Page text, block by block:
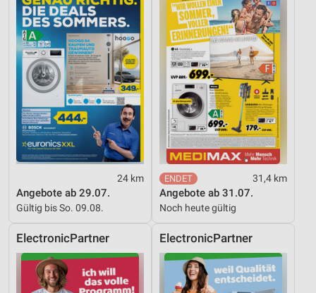
24 km
Angebote ab 29.07.
Gültig bis So. 09.08.
31,4 km
Angebote ab 31.07.
Noch heute gültig
ElectronicPartner ElectronicPartner
Nicht-IAB-Verarbeitungszwecke:
Notwendig
Performance
Funktional
Werbung